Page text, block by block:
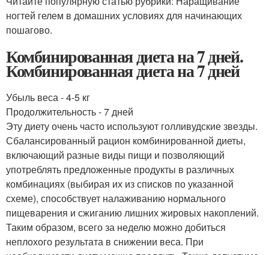
ногтей гелем в домашних условиях для начинающих
пошагово.
Комбинированная диета на 7 дней.
Комбинированная диета на 7 дней
Убыль веса - 4-5 кг
Продолжительность - 7 дней
Эту диету очень часто используют голливудские звезды.
Сбалансированный рацион комбинированной диеты,
включающий разные виды пищи и позволяющий
употреблять предложенные продукты в различных
комбинациях (выбирая их из списков по указанной
схеме), способствует налаживанию нормального
пищеварения и сжиганию лишних жировых накоплений.
Таким образом, всего за неделю можно добиться
неплохого результата в снижении веса. При